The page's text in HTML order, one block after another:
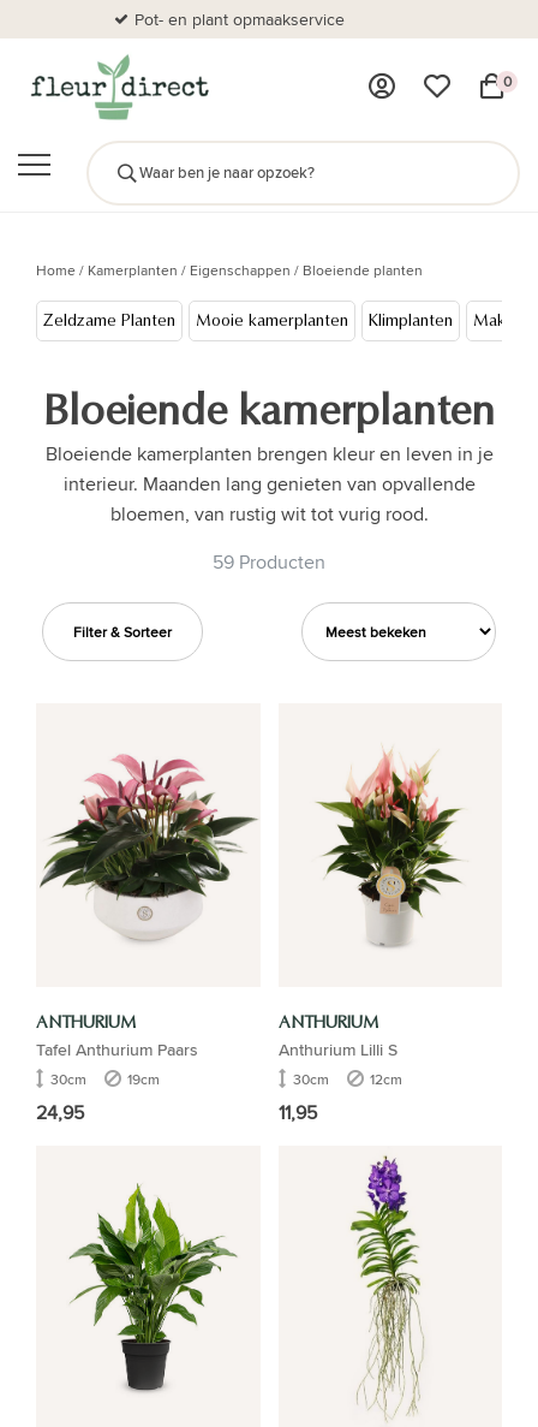
Pot- en plant opmaakservice
0
Home/ Kamerplanten / Eigenschappen / Bloeiende planten
Zeldzame Planten Mooie kamerplanten Klimplanten
Bloeiende kamerplanten
Bloeiende kamerplanten brengen kleur en leven in je
interieur. Maanden lang genieten van opvallende
bloemen, van rustig wit tot vurig rood.
59 Producten
Filter & Sorteer
ANTHURIUM
Tafel Anthurium Paars
30cm 19cm
24,95
ANTHURIUM
Anthurium Lilli S
30cm 12cm
11,95